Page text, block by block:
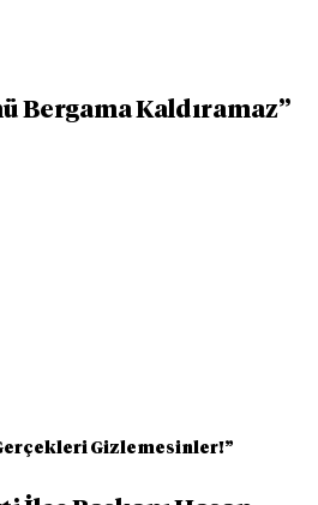
Bergama Kaldıramaz”
Gizlemesinler!”